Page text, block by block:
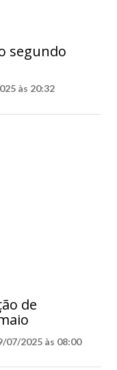
segundo
às 20:32
de
07/2025 às 08:00